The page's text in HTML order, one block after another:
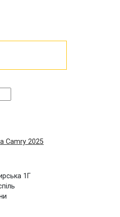
Camry 2025
1Г